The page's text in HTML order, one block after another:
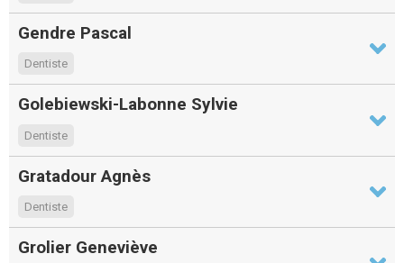
Gendre Pascal
Dentiste
Golebiewski-Labonne Sylvie
Dentiste
Gratadour Agnès
Dentiste
Grolier Geneviève